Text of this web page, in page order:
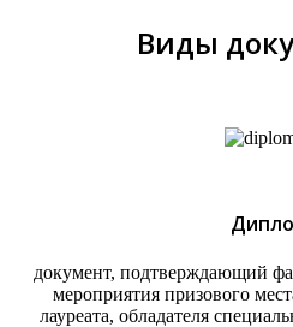
Виды
документ, подтверждающий
мероприятия призового
лауреата, обладателя